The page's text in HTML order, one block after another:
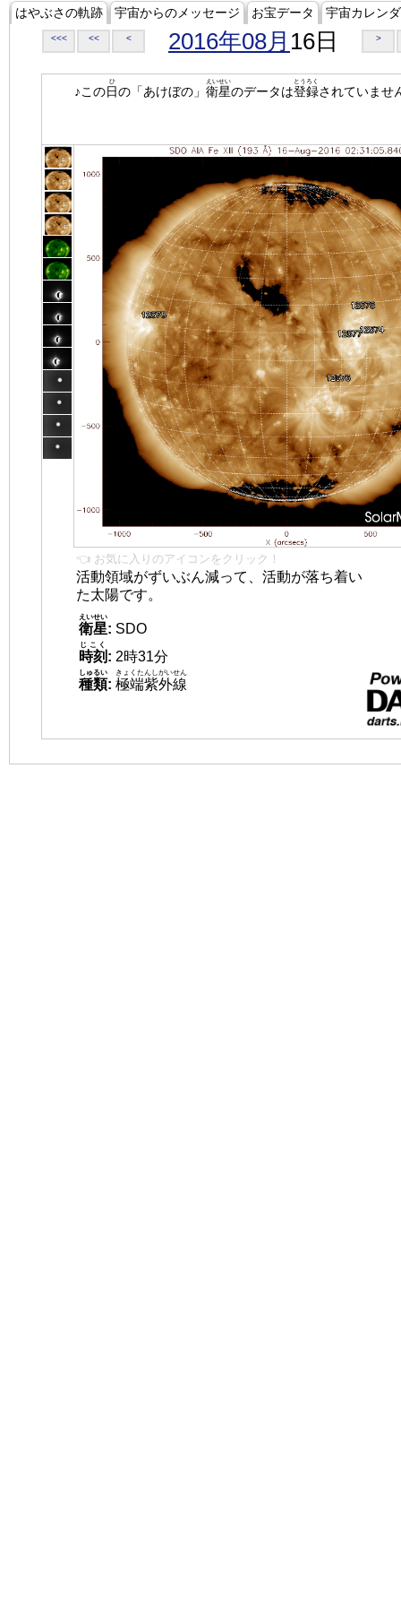
はやぶさの軌跡 宇宙からのメッセージ お宝データ 宇宙カレン
<<< << < 2016年08月 16日 >
♪この日
ひ
の「あけぼの」 衛星
えいせい
のデータは登録
とうろく
されていませ
👈 お気に入りのアイコンをクリック！
活動領域がずいぶん減って、活動が落ち着い
た太陽です。
衛星
えいせい
: SDO
時刻
じこく
: 2時31分
種類
しゅるい
: 極端紫外線
きょくたんしがいせん